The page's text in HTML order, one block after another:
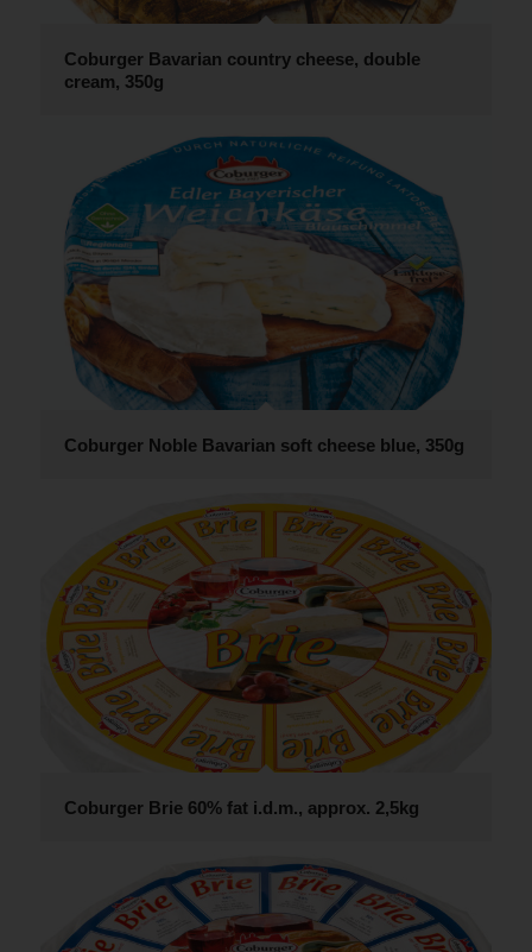
Coburger Bavarian country cheese, double
cream, 350g
Coburger Noble Bavarian soft cheese blue, 350g
Coburger Brie 60% fat i.d.m., approx. 2,5kg